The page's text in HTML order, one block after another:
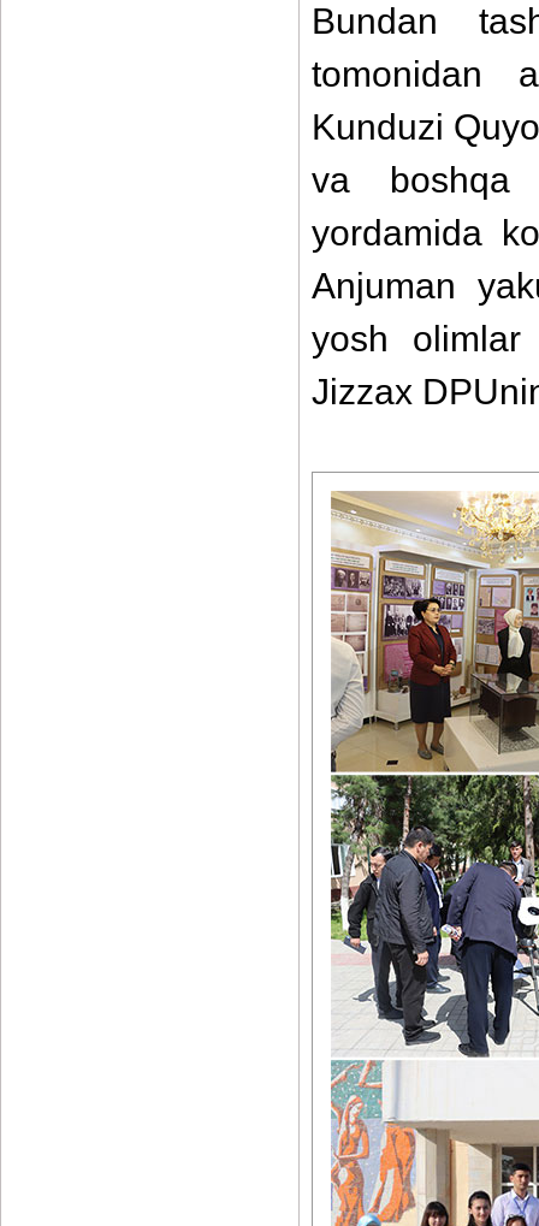
Bundan
tomonidan
Kunduzi
va boshqa
yordamida
Anjuman
yosh olimlar
Jizzax